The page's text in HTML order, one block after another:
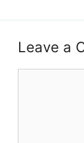
Leave a